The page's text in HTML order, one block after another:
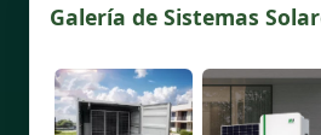
Galería de Sistemas